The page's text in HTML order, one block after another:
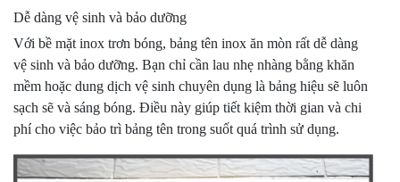
Dễ dàng vệ sinh và bảo dưỡng
Với bề mặt inox trơn bóng, bảng tên inox ăn mòn rất dễ dàng
vệ sinh và bảo dưỡng. Bạn chỉ cần lau nhẹ nhàng bằng khăn
mềm hoặc dung dịch vệ sinh chuyên dụng là bảng hiệu sẽ luôn
sạch sẽ và sáng bóng. Điều này giúp tiết kiệm thời gian và chi
phí cho việc bảo trì bảng tên trong suốt quá trình sử dụng.